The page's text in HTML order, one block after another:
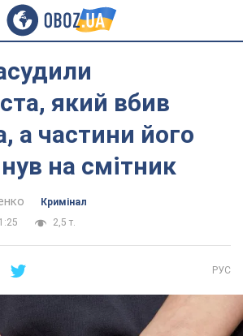
який вбив
а частини його
на смітник
Кримінал
2,5 т.
РУС